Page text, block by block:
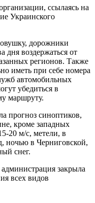
ссылаясь на
Украинского
дорожники
дня воздержаться от
регионов. Также
иметь при себе номера
автомобильных
убедиться в
маршруту.
прогноз синоптиков,
кроме западных
20 м/с, метели, в
ночью в Черниговской,
снег.
администрация закрыла
всех видов